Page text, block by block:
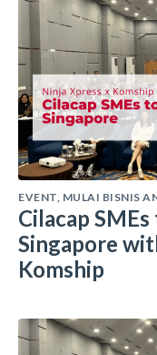
EVENT, MULAI BISNIS
Cilacap
Singapore
Komship